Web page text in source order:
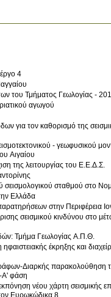
4
του Τμήματος Γεωλογίας -
και απόκρισης του Διαδριατικού αγωγού
για τον καθορισμό της
- γεωφυσικού
Αιγαίου
της λειτουργίας του Ε.Ε.Δ.Σ.
σεισμολογικού σταθμού στο
Ελλάδα
στην Περιφέρεια
σεισμικού κινδύνου στο
Τμήμα Γεωλογίας Α.Π.Θ.
έκρηξης και
Διαρκής παρακολούθηση
-Α' φάση
νέου χάρτη σεισμικής
τον Ευρωκώδικα 8